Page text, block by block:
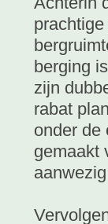
berging
zijn
rabat
onder de
gemaakt